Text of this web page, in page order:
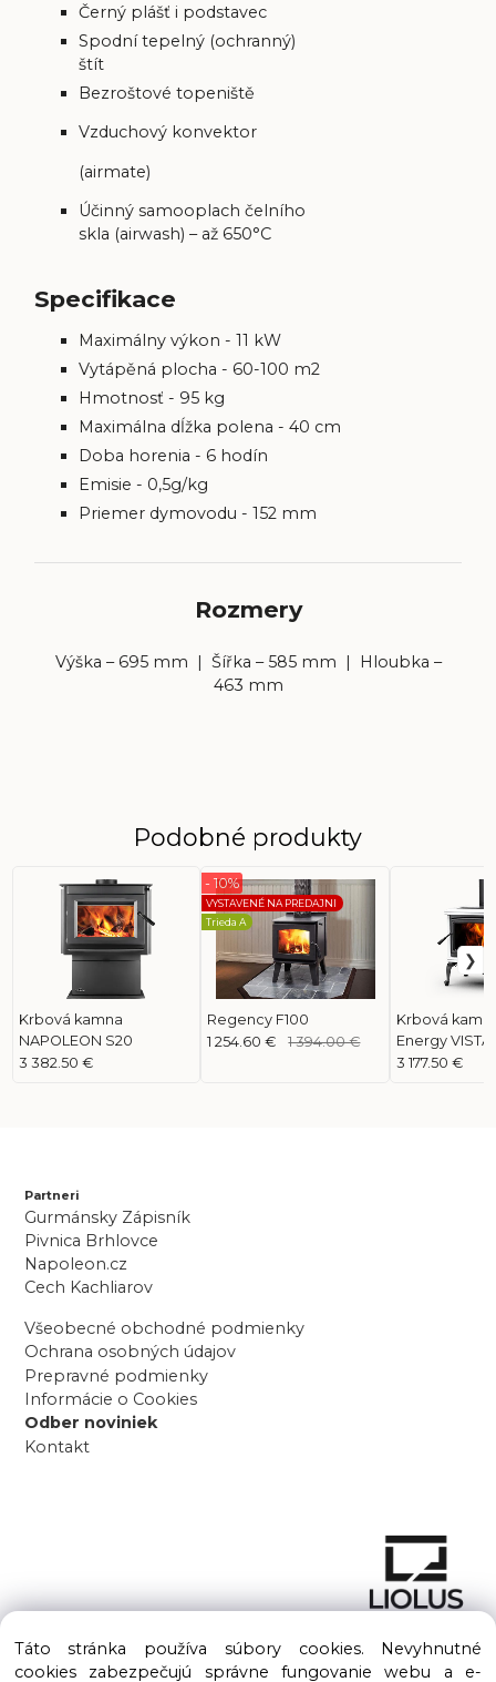
Černý plášť i podstavec
Spodní tepelný (ochranný)
štít
Bezroštové topeniště
Vzduchový konvektor
(airmate)
Účinný samooplach čelního
skla (airwash) – až 650°C
Specifikace
Maximálny výkon - 11 kW
Vytápěná plocha - 60-100 m2
Hmotnosť - 95 kg
Maximálna dĺžka polena - 40 cm
Doba horenia - 6 hodín
Emisie - 0,5g/kg
Priemer dymovodu - 152 mm
Rozmery
Výška – 695 mm | Šířka – 585 mm | Hloubka –
463 mm
Podobné produkty
Krbová kamna
NAPOLEON S20
3 382.50 €
Regency F100
VYSTAVENÉ NA PREDAJNI
Trieda A
- 10%
1 254.60 € 1 394.00 €
Krbová
Energy VISTA
LE
3 177.50 €
Partneri
Gurmánsky Zápisník
Pivnica Brhlovce
Napoleon.cz
Cech Kachliarov
Všeobecné obchodné podmienky
Ochrana osobných údajov
Prepravné podmienky
Informácie o Cookies
Odber noviniek
Kontakt
Táto stránka používa súbory cookies. Nevyhnutné
cookies zabezpečujú správne fungovanie webu a e-